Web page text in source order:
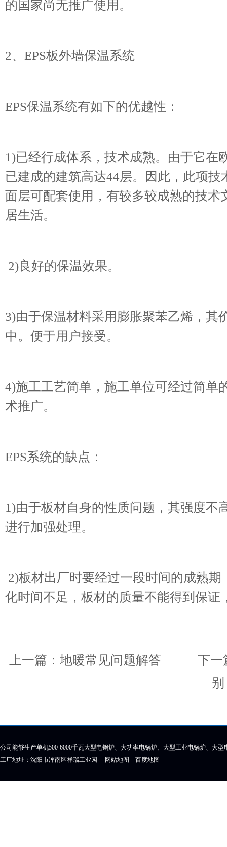
的国家尚无推广使用。
2、EPS板外墙保温系统
EPS保温系统有如下的优越性：
1)已经行成体系，技术成熟。由于它在
已建成的建筑高达44层。因此，此项
面层可配套使用，有较多较成熟的技
居生活。
2)良好的保温效果。
3)由于保温材料采用膨胀聚苯乙烯，其
中。便于用户接受。
4)施工工艺简单，施工单位可经过简单
术推广。
EPS系统的缺点：
1)由于板材自身的性质问题，其强度不
进行加强处理。
2)板材出厂时要经过一段时间的成熟
化时间不足，板材的质量不能得到保
上一篇： 地暖常见问题解答 下一
别
公司能够生产单机500-6000千瓦大型电锅炉、大功率电锅炉、大型工业电锅炉、大
工厂地址：沈阳市浑南区祥瑞工业园 网站地图 百度地图